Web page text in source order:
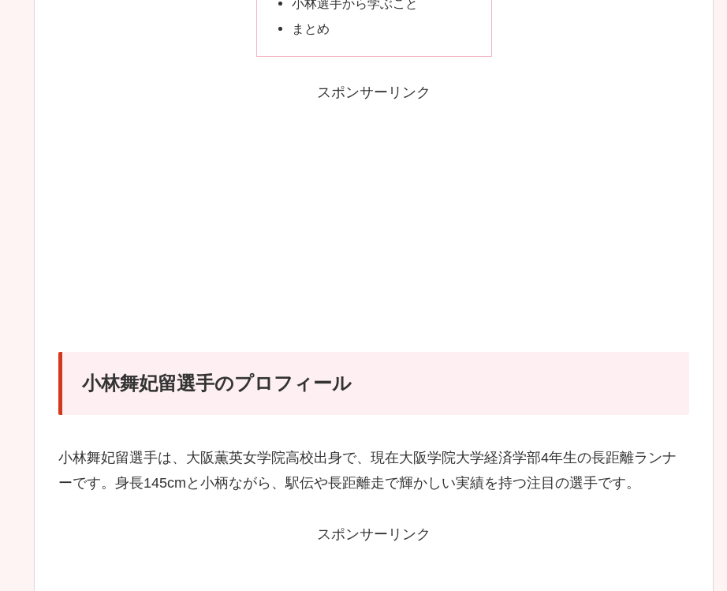
小林選手から学ぶこと
まとめ
スポンサーリンク
小林舞妃留選手のプロフィール
小林舞妃留選手は、大阪薫英女学院高校出身で、現在大阪学院大学経済学部4年生の長距離ランナ
ーです。身長145cmと小柄ながら、駅伝や長距離走で輝かしい実績を持つ注目の選手です。
スポンサーリンク